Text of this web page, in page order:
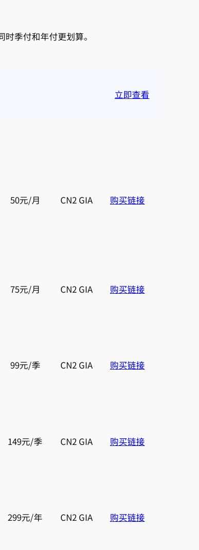
季付和年付更划算。
立即查看
50元/月 CN2 GIA 购买链接
75元/月 CN2 GIA 购买链接
99元/季 CN2 GIA 购买链接
149元/季 CN2 GIA 购买链接
299元/年 CN2 GIA 购买链接